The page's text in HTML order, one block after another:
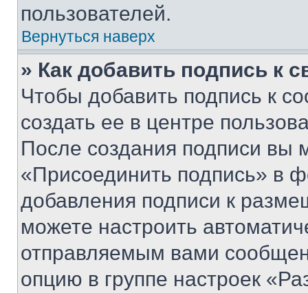
пользователей.
Вернуться наверх
» Как добавить подпись к
Чтобы добавить подпись к
создать ее в центре
После создания подписи вы
«Присоединить подпись» в
добавления подписи к
можете настроить
отправляемым вами
опцию в группе настроек